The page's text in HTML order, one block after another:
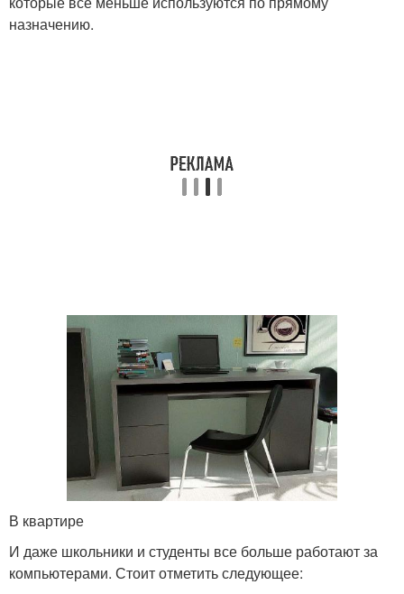
Стол для школьника
назначению.
В квартире
И даже школьники и студенты все больше работают за
компьютерами. Стоит отметить следующее: